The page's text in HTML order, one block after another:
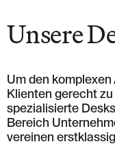
Unsere
Um den
Klienten gerecht
spezialisierte
Bereich
vereinen